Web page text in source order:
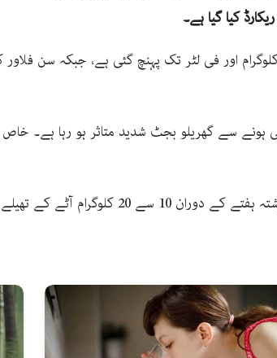
ہونے سے گھریلو بجٹ شدید متاثر ہو رہا ہے۔